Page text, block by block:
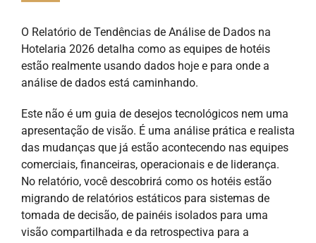
O Relatório de Tendências de Análise de Dados na
Hotelaria 2026 detalha como as equipes de hotéis
estão realmente usando dados hoje e para onde a
análise de dados está caminhando.
Este não é um guia de desejos tecnológicos nem uma
apresentação de visão. É uma análise prática e realista
das mudanças que já estão acontecendo nas equipes
comerciais, financeiras, operacionais e de liderança.
No relatório, você descobrirá como os hotéis estão
migrando de relatórios estáticos para sistemas de
tomada de decisão, de painéis isolados para uma
visão compartilhada e da retrospectiva para a